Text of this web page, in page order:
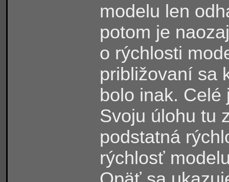
modelu len
potom je
o rýchlosti
približovaní sa
bolo inak. Celé
Svoju úlohu tu
podstatná
rýchlosť